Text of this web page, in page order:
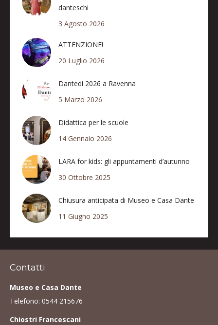
danteschi
3 Agosto 2026
ATTENZIONE!
20 Luglio 2026
Dantedì 2026 a Ravenna
5 Marzo 2026
Didattica per le scuole
14 Gennaio 2026
LARA for kids: gli appuntamenti d’autunno
30 Ottobre 2025
Chiusura anticipata di Museo e Casa Dante
11 Giugno 2025
Contatti
Museo e Casa Dante
Telefono: 0544 215676
Chiostri Francescani